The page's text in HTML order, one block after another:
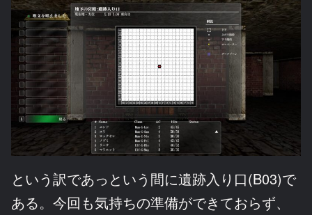
という訳であっという間に遺跡入り口(B03)で
ある。今回も気持ちの準備ができておらず、